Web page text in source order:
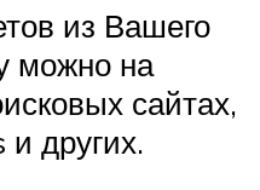
из Вашего
можно на
сайтах,
и других.